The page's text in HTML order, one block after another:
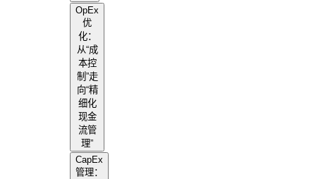
OpEx
优
化：
从“成
本控
制”走
向“精
细化
现金
流管
理”
CapEx
管理：